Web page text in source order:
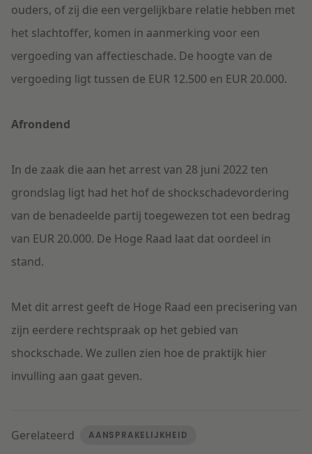
ouders, of zij die een vergelijkbare relatie hebben met
het slachtoffer, komen in aanmerking voor een
vergoeding van affectieschade. De hoogte van de
vergoeding ligt tussen de EUR 12.500 en EUR 20.000.
Afrondend
In de zaak die aan het arrest van 28 juni 2022 ten
grondslag ligt had het hof de shockschadevordering
van de benadeelde partij toegewezen tot een bedrag
van EUR 20.000. De Hoge Raad laat dat oordeel in
stand.
Met dit arrest geeft de Hoge Raad een precisering van
zijn eerdere rechtspraak op het gebied van
shockschade. We zullen zien hoe de praktijk hier
invulling aan gaat geven.
Gerelateerd AANSPRAKELIJKHEID